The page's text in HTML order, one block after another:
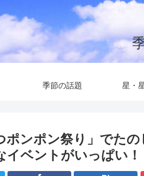
季節の話題 星・
ポンポン祭り」でた
イベントがいっぱい！